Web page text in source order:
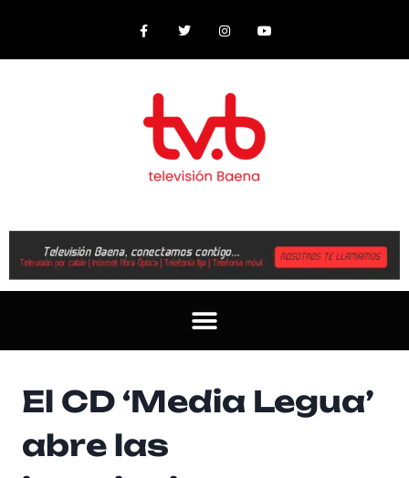
El CD ‘Media Legua’
abre las